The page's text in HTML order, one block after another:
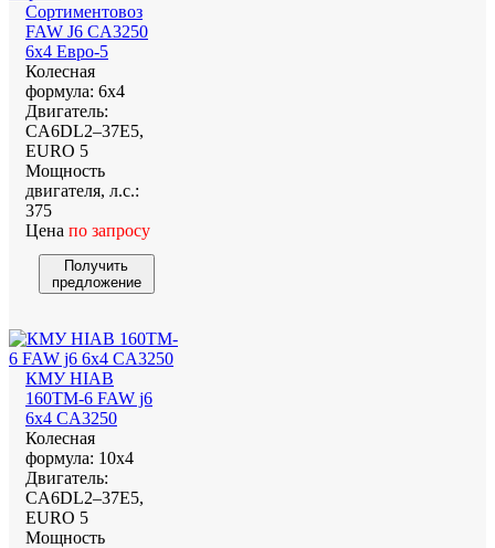
Сортиментовоз
FAW J6 CA3250
6х4 Евро-5
Колесная
формула: 6х4
Двигатель:
CA6DL2–37E5,
EURO 5
Мощность
двигателя, л.с.:
375
Цена по запросу
Получить
предложение
КМУ HIAB
160TM-6 FAW j6
6х4 CA3250
Колесная
формула: 10х4
Двигатель:
CA6DL2–37E5,
EURO 5
Мощность